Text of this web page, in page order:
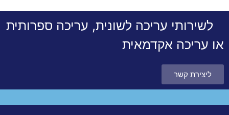
לשירותי עריכה לשונית, עריכה ספרותית
או עריכה אקדמאית
ליצירת קשר